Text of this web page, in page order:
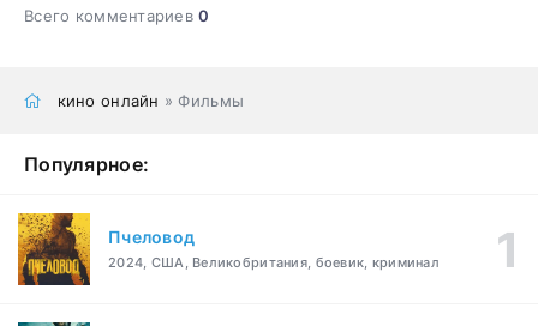
Всего комментариев0
кино онлайн » Фильмы
Популярное:
Пчеловод
2024, США, Великобритания, боевик, криминал